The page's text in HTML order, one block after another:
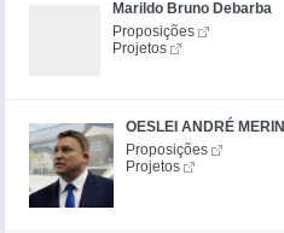
Marildo Bruno Debarba
Proposições
Projetos
OESLEI ANDRÉ MERINI
Proposições
Projetos